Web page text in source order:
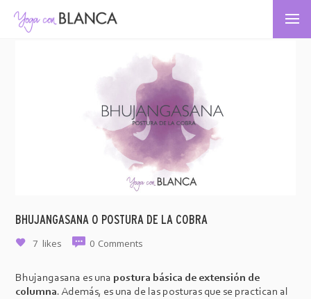
BHUJANGASANA O POSTURA DE LA COBRA
7 likes 0 Comments
Bhujangasana es una postura básica de extensión de
columna. Además, es una de las posturas que se practican al